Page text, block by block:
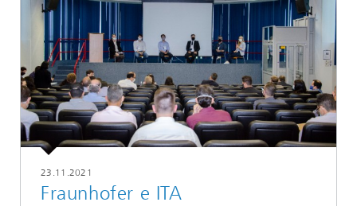
23.11.2021
Fraunhofer e ITA